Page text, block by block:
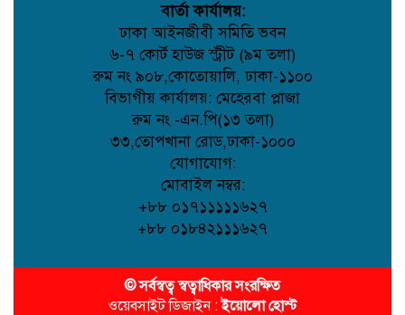
বিটিভির নতুন মহাপরিচালক কাজী
জেসিন পরিবর্তনের প্রত্যাশায় রাষ্ট্রীয়
সম্প্রচারমাধ্যম
সাংবাদিক গ্রেফতার আর কত?
গণমাধ্যমের স্বাধীনতা কি কেবল
কাগজে-কলমে!
হাসিনাকে ভারত এই সুযোগ কেন দিল—
প্রশ্ন বিএনপির
বার্তা কার্যালয়:
ঢাকা আইনজীবী সমিতি ভবন
৬-৭ কোর্ট হাউজ স্ট্রীট (৯ম তলা)
রুম নং ৯০৮,কোতোয়ালি, ঢাকা-১১০০
বিভাগীয় কার্যালয়: মেহেরবা প্লাজা
রুম নং -এন.পি(১৩ তলা)
৩৩,তোপখানা রোড,ঢাকা-১০০০
যোগাযোগ:
মোবাইল নম্বর:
+৮৮ ০১৭১১১১১৬২৭
+৮৮ ০১৮৪২১১১৬২৭
© সর্বস্বত্ব স্বত্বাধিকার সংরক্ষিত
ওয়েবসাইট ডিজাইন :ইয়োলো হোস্ট